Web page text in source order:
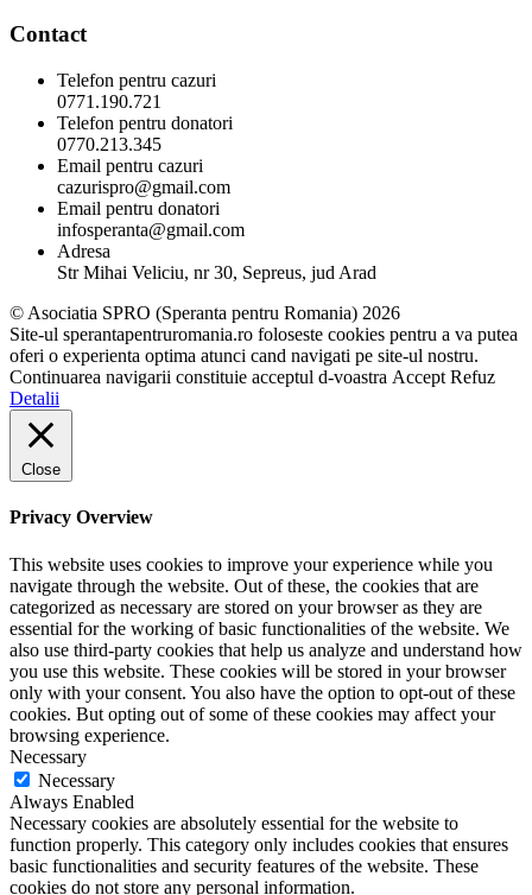
Contact
Telefon pentru cazuri
0771.190.721
Telefon pentru donatori
0770.213.345
Email pentru cazuri
cazurispro@gmail.com
Email pentru donatori
infosperanta@gmail.com
Adresa
Str Mihai Veliciu, nr 30, Sepreus, jud Arad
© Asociatia SPRO (Speranta pentru Romania) 2026
Site-ul sperantapentruromania.ro foloseste cookies pentru a va putea
oferi o experienta optima atunci cand navigati pe site-ul nostru.
Continuarea navigarii constituie acceptul d-voastra Accept Refuz
Detalii
Close
Privacy Overview
This website uses cookies to improve your experience while you
navigate through the website. Out of these, the cookies that are
categorized as necessary are stored on your browser as they are
essential for the working of basic functionalities of the website. We
also use third-party cookies that help us analyze and understand how
you use this website. These cookies will be stored in your browser
only with your consent. You also have the option to opt-out of these
cookies. But opting out of some of these cookies may affect your
browsing experience.
Necessary
Necessary
Always Enabled
Necessary cookies are absolutely essential for the website to
function properly. This category only includes cookies that ensures
basic functionalities and security features of the website. These
cookies do not store any personal information.